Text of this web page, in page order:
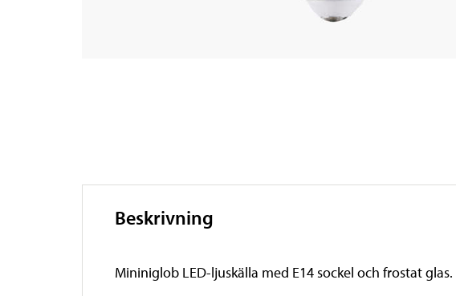
Beskrivning
Mininiglob LED-ljuskälla med E14 sockel och frostat glas.